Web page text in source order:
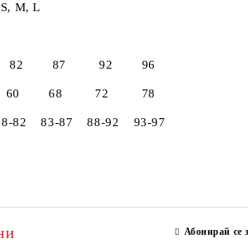
87 92 96
60 68 72 78
83-87 88-92 93-97
Абонирай се